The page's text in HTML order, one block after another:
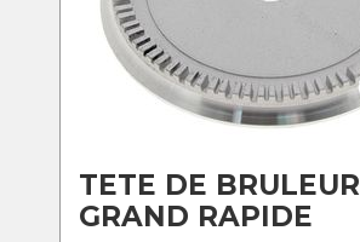
TETE DE BRULEUR
GRAND RAPIDE